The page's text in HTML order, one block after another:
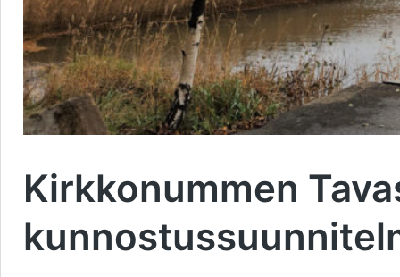
Kirkkonummen